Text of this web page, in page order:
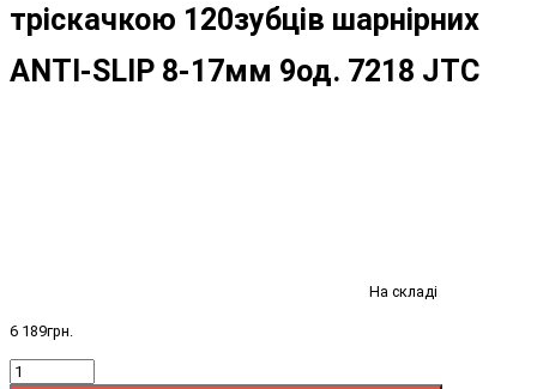
тріскачкою 120зубців шарнірних
ANTI-SLIP 8-17мм 9од. 7218 JTC
На складі
6 189грн.